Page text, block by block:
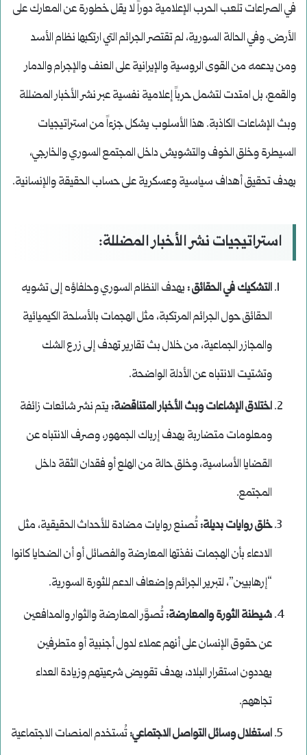
في الصراعات تلعب الحرب الإعلامية دوراً لا يقل خطورة عن المعارك على
الأرض. وفي الحالة السورية، لم تقتصر الجرائم التي ارتكبها نظام الأسد
ومن يدعمه من القوى الروسية والإيرانية على العنف والإجرام والدمار
والقمع، بل امتدت لتشمل حرباً إعلامية نفسية عبر نشر الأخبار المضللة
وبث الإشاعات الكاذبة. هذا الأسلوب يشكل جزءاً من استراتيجيات
السيطرة وخلق الخوف والتشويش داخل المجتمع السوري والخارجي،
بهدف تحقيق أهداف سياسية وعسكرية على حساب الحقيقة والإنسانية.
استراتيجيات نشر الأخبار المضللة:
التشكيك في الحقائق:يهدف النظام السوري وحلفاؤه إلى تشويه
الحقائق حول الجرائم المرتكبة، مثل الهجمات بالأسلحة الكيميائية
والمجازر الجماعية، من خلال بث تقارير تهدف إلى زرع الشك
وتشتيت الانتباه عن الأدلة الواضحة.
اختلاق الإشاعات وبث الأخبار المتناقضة:يتم نشر شائعات زائفة
ومعلومات متضاربة بهدف إرباك الجمهور، وصرف الانتباه عن
القضايا الأساسية، وخلق حالة من الهلع أو فقدان الثقة داخل
المجتمع.
خلق روايات بديلة:تُصنع روايات مضادة للأحداث الحقيقية، مثل
الادعاء بأن الهجمات نفذتها المعارضة والفصائل أو أن الضحايا كانوا
“إرهابيين”، لتبرير الجرائم وإضعاف الدعم للثورة السورية.
شيطنة الثورة والمعارضة:تُصوَّر المعارضة والثوار والمدافعين
عن حقوق الإنسان على أنهم عملاء لدول أجنبية أو متطرفين
يهددون استقرار البلاد، بهدف تقويض شرعيتهم وزيادة العداء
تجاههم.
استغلال وسائل التواصل الاجتماعي:تُستخدم المنصات الاجتماعية